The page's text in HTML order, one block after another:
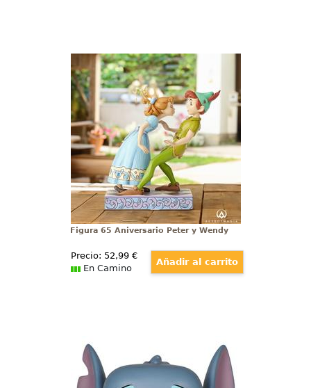
Figura 65 Aniversario Peter y
Figura 65 Aniversario del Clásico
de Disney Peter Pan, Jim Shore ha
elaborado esta figura con unas
dimensiones aproximadas de 19 x
11 x 17 cm., en donde se ha
mezclado la magia de las figuras
de Walt Disney con el arte
Heartwood Creek
Figura 65 Aniversario Peter y Wendy
Precio: 52,99€
En Camino
Figura Pop! Stitch Seated
Ternura, travesura y diseño se
unen en esta figura oficial POP de
Stitch sentado, uno de los